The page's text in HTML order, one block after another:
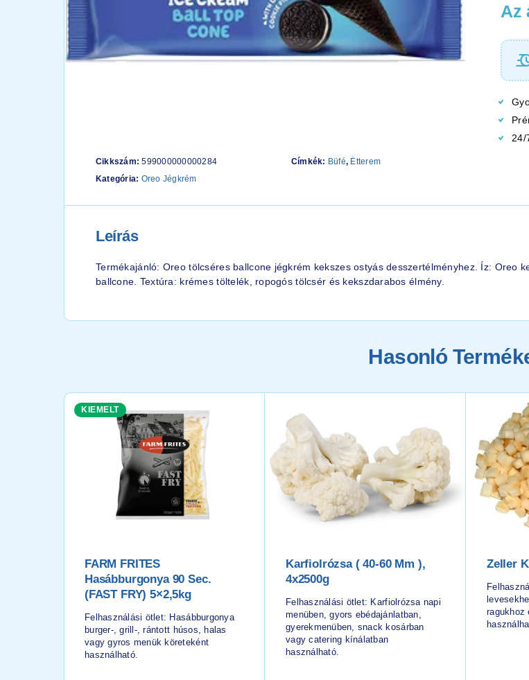
Cikkszám:599000000000284
Kategória: Oreo Jégkrém
Címkék: Büfé, Étterem
Az
24/
Leírás
Termékajánló: Oreo tölcséres ballcone jégkrém kekszes ostyás desszertélményhez. Íz: Oreo
ballcone. Textúra: krémes töltelék, ropogós tölcsér és kekszdarabos élmény.
Hasonló
KIEMELT
FARM FRITES
Hasábburgonya 90 Sec.
(FAST FRY) 5×2,5kg
Felhasználási ötlet: Hasábburgonya
burger-, grill-, rántott húsos, halas
vagy gyros menük köreteként
használható.
Karfiolrózsa ( 40-60 Mm ),
4x2500g
Felhasználási ötlet: Karfiolrózsa napi
menüben, gyors ebédajánlatban,
gyerekmenüben, snack kosárban
vagy catering kínálatban
használható.
Zeller
ragukhoz